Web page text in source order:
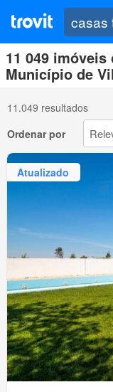
11 049 imóveis
Município de
11.049 resultados
Ordenar por
Atualizado